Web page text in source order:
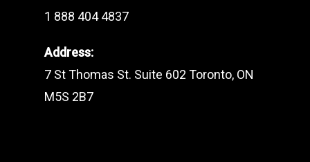
1 888 404 4837
Address:
7 St Thomas St. Suite 602 Toronto, ON
M5S 2B7